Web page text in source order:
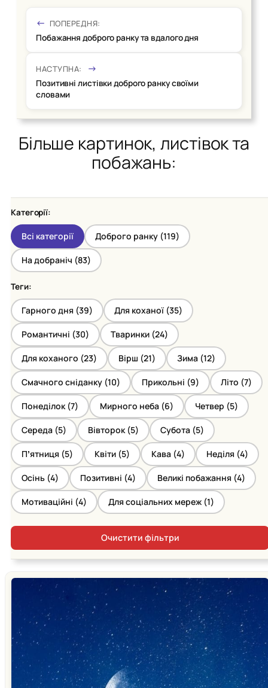
ПОПЕРЕДНЯ:
Побажання доброго ранку та вдалого дня
НАСТУПНА:
Позитивні листівки доброго ранку своїми
словами
Більше картинок, листівок та
побажань:
Категорії:
Всі категорії Доброго ранку (119)
На добраніч (83)
Теги:
Гарного дня (39) Для коханої (35)
Романтичні (30) Тваринки (24)
Для коханого (23) Вірш (21) Зима (12)
Смачного сніданку (10) Прикольні (9) Літо (7)
Понеділок (7) Мирного неба (6) Четвер (5)
Середа (5) Вівторок (5) Субота (5)
Пʼятниця (5) Квіти (5) Кава (4) Неділя (4)
Осінь (4) Позитивні (4) Великі побажання (4)
Мотиваційні (4) Для соціальних мереж (1)
Очистити фільтри